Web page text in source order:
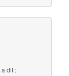
a dit :